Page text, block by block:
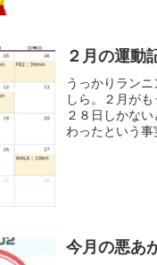
２月の運動
うっかりラン
しら。２月が
２８日しかな
わったという事
今月の悪あ